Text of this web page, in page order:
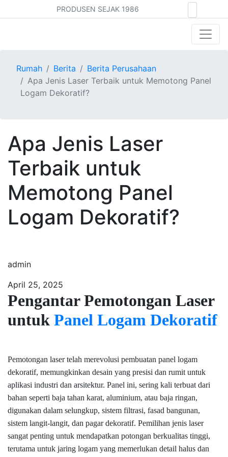
PRODUSEN SEJAK 1986
Rumah Berita
Berita Perusahaan
Apa Jenis Laser Terbaik untuk Memotong Panel
Logam Dekoratif?
Apa Jenis Laser
Terbaik untuk
Memotong Panel
Logam Dekoratif?
admin
April 25, 2025
Pengantar Pemotongan Laser
untuk Panel Logam Dekoratif
Pemotongan laser telah merevolusi pembuatan panel logam
dekoratif, memungkinkan desain yang presisi dan rumit untuk
aplikasi industri dan arsitektur. Panel ini, sering kali terbuat dari
bahan seperti baja tahan karat, aluminium, atau baja ringan,
digunakan dalam selungkup, sistem filtrasi, fasad bangunan,
sistem langit-langit, dan pagar dekoratif. Pemilihan jenis laser
sangat penting untuk mendapatkan potongan berkualitas tinggi,
terutama untuk jaring logam yang memerlukan detail halus dan